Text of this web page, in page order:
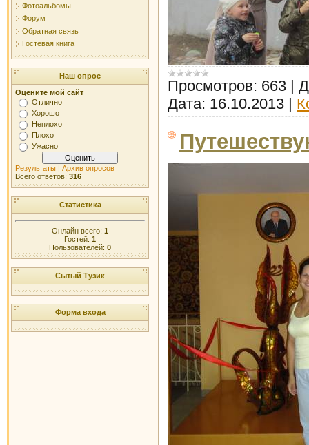
Фотоальбомы
Форум
Обратная связь
Гостевая книга
Наш опрос
Оцените мой сайт
Отлично
Хорошо
Неплохо
Плохо
Ужасно
Результаты | Архив опросов
Всего ответов: 316
Статистика
Онлайн всего: 1
Гостей: 1
Пользователей: 0
Сытый Тузик
Форма входа
Просмотров: 663 |
Дата: 16.10.2013 |